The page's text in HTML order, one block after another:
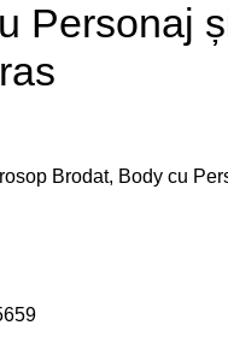
Personaj
Brodat, Body cu